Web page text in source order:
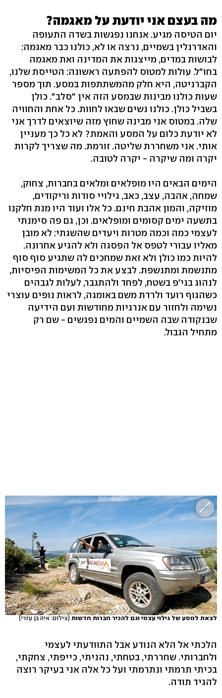
מה בעצם אני יודעת על מאגמה?
יום הטיסה מגיע. אנחנו נפגשות בשדה התעופה
והאדרנלין בשמיים, נרצה או לא, כולנו כבר מאגמה:
לבושות במדים, מייצגות את המדינה ואת מאגמה
בחו"ל. עולות למטוס להפתעה ראשונה: הטייסת שלנו,
הקברניטה, היא חלק מהמשתתפות במסע. תוך מספר
שעות כולנו מבינות שבמסע הזה אין "סלב". כולן
בשביל כולן. כולנו נשים שבאו לחוות. כל אחת והחוויה
שלה. במטוס אני מבינה שחוץ מזה שיוצאים לדרך אני
לא יודעת כלום על המסע והאמת? לא כל כך מעניין
אותי. אני משחררת שליטה. זורמת. מה שצריך לקרות
יקרה ומה שיקרה - יקרה לטובה.
הימים הבאים היו מופלאים ומלאים בחברות, צחוק,
שמחה, אהבה, עצב, כאב, גילויי סודות וריקודים,
מוזיקה, והמון אהבת חינם. כל אלו ועוד היו מנת חלקנו
בתשעה ימים קסומים ומופלאים. וכן, גם פה סימנתי
לעצמי כמה וכמה מטרות ויעדים שהשגתי: לא מובן
מאליו עבורי לטפס אל הפסגה ולא להגיע אחרונה.
להיות כמו כולן ולא זאת שמחכים לה שתגיע סוף סוף
מתנשמת ומתנשפת. לבצע את כל המשימות הפיסיות,
לנהוג בגי'פ בשטח, לפחד ולהתגבר, לעלות לגבהים
כשהגוף רועד ולרדת משם באומגה, לראות נופים עוצרי
נשימה ולחזור עם אנרגיות מחודשות ועם הידיעה
שבנקודה שבה השמיים והמים נפגשים - שם רק
מתחיל הגבול.
לצאת למסע של גילוי עצמי וגם להכיר חברות חדשות(צילום: איה בן עזרי)
הלכתי אל הלא הנודע אבל התוודעתי לעצמי
ולחברותי. שחררתי, בטחתי, נהניתי, כייפתי, צחקתי,
בכיתי תרמתי ונתרמתי ועל כל אלה אני בעיקר רוצה
להגיד תודה.